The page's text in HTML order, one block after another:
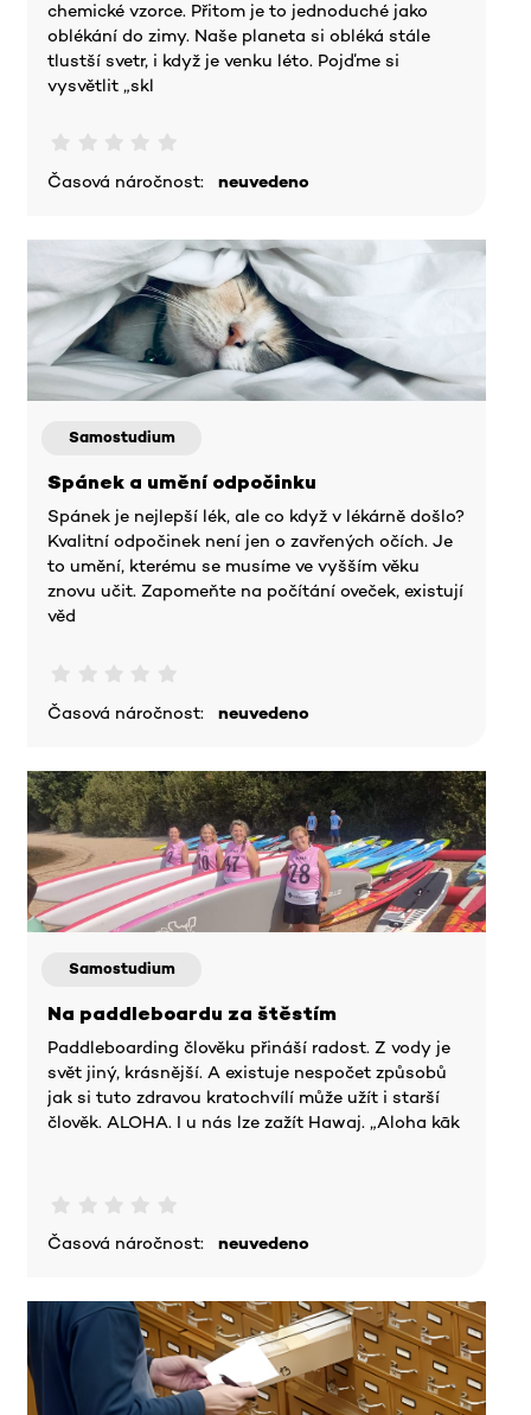
chemické vzorce. Přitom je to jednoduché jako
oblékání do zimy. Naše planeta si obléká stále
tlustší svetr, i když je venku léto. Pojďme si
vysvětlit „skl
Časová náročnost: neuvedeno
Samostudium
Spánek a umění odpočinku
Spánek je nejlepší lék, ale co když v lékárně došlo?
Kvalitní odpočinek není jen o zavřených očích. Je
to umění, kterému se musíme ve vyšším věku
znovu učit. Zapomeňte na počítání oveček, existují
věd
Časová náročnost: neuvedeno
Samostudium
Na paddleboardu za štěstím
Paddleboarding člověku přináší radost. Z vody je
svět jiný, krásnější. A existuje nespočet způsobů
jak si tuto zdravou kratochvílí může užít i starší
člověk. ALOHA. I u nás lze zažít Hawaj. „Aloha kāk
Časová náročnost: neuvedeno